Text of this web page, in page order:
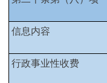
信息内容
行政事业性收费